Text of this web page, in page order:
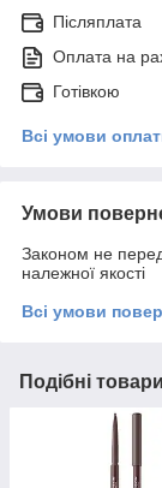
Післяплата
Оплата на
Готівкою
Всі умови
Умови
Законом не
належної якості
Всі умови
Подібні